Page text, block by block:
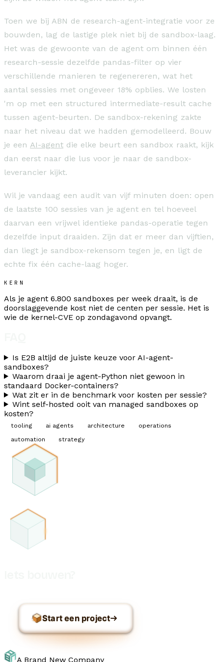
Toen we bij ABN de research-agent-integratie voor ze
bouwden, lag de lastige plek niet bij de sandbox-laag.
Het was de gewoonte van de agent om binnen één
research-sessie dezelfde pandas-filter op vier
verschillende manieren te regenereren, wat het
aantal sessies met ongeveer 18% opblies. We losten
'm op met een structured intermediate-result cache
tussen agent-beurten. De sandbox-rekening zakte
naar het niveau dat we hadden gemodelleerd. Bouw
je een AI-agent die elke beurt een sandbox raakt, kijk
dan eerst naar die lus voor je naar de sandbox-
leverancier kijkt.
Wil je vandaag een audit van vijf minuten doen: open
de laatste 100 sessies van je agent en tel hoeveel
daarvan een vrijwel identieke pandas-operatie tegen
dezelfde input draaiden. Zijn dat er meer dan vijftien,
dan liegt je sandbox-rekensom tegen je, en ligt de
echte fix één cache-laag hoger.
KERN
Als je agent 6.800 sandboxes per week draait, is de
doorslaggevende kost niet de centen per sessie. Het is
wie de kernel-CVE op zondagavond opvangt.
Is E2B altijd de juiste keuze voor AI-agent-
sandboxes?
Waarom draai je agent-Python niet gewoon in
standaard Docker-containers?
Wat zit er in de benchmark voor kosten per sessie?
Wint self-hosted ooit van managed sandboxes op
kosten?
tooling ai agents architecture
operations
automation
strategy
Start een project
A Brand New Company